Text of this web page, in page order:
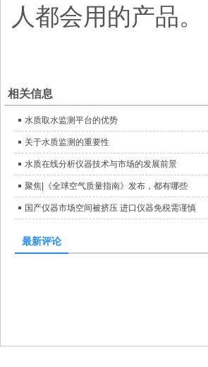
人都会用的产品。
相关信息
水质取水监测平台的优势
关于水质监测的重要性
水质在线分析仪器技术与市场的发展前景
聚焦|《全球空气质量指南》发布，都有哪些
国产仪器市场空间被挤压 进口仪器免税需谨慎
最新评论